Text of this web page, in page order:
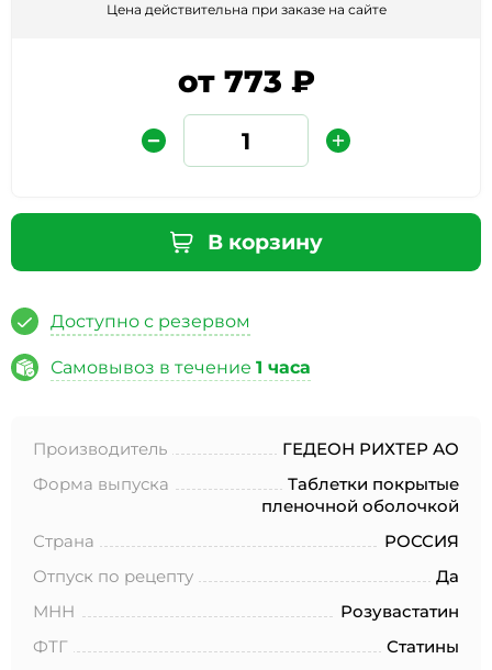
Цена действительна при заказе на сайте
от 773 ₽
В корзину
Доступно с резервом
Самовывоз в течение 1 часа
Производитель
ГЕДЕОН РИХТЕР АО
Форма выпуска
Таблетки покрытые
пленочной оболочкой
Страна
РОССИЯ
Отпуск по рецепту
Да
МНН
Розувастатин
ФТГ
Статины
Защита от автоматических сообщений
соответствии с Федеральным законом от 27.07.2006 года
целей, определенных в Согласии на обработку
персональных данных *